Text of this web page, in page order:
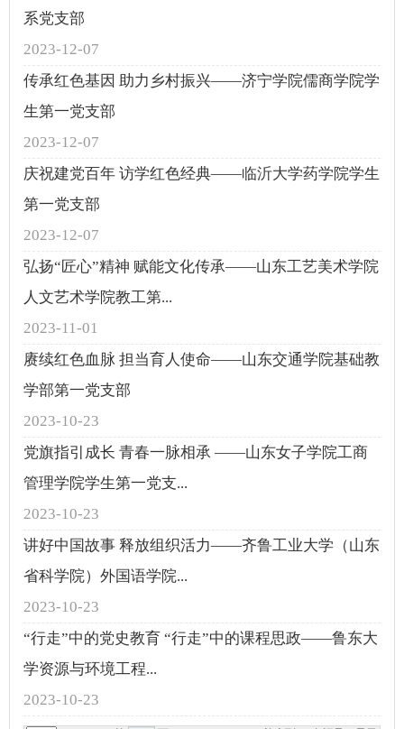
系党支部
2023-12-07
传承红色基因 助力乡村振兴——济宁学院儒商学院学
生第一党支部
2023-12-07
庆祝建党百年 访学红色经典——临沂大学药学院学生
第一党支部
2023-12-07
弘扬“匠心”精神 赋能文化传承——山东工艺美术学院
人文艺术学院教工第...
2023-11-01
赓续红色血脉 担当育人使命——山东交通学院基础教
学部第一党支部
2023-10-23
党旗指引成长 青春一脉相承 ——山东女子学院工商
管理学院学生第一党支...
2023-10-23
讲好中国故事 释放组织活力——齐鲁工业大学（山东
省科学院）外国语学院...
2023-10-23
“行走”中的党史教育 “行走”中的课程思政——鲁东大
学资源与环境工程...
2023-10-23